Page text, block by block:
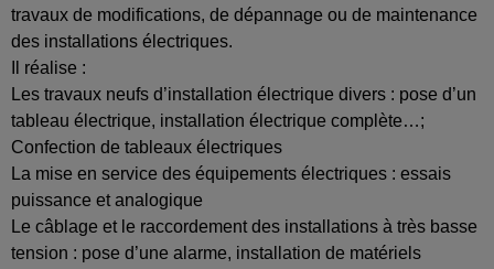
travaux de modifications, de dépannage ou de maintenance
des installations électriques.
Il réalise :
Les travaux neufs d’installation électrique divers : pose d’un
tableau électrique, installation électrique complète…;
Confection de tableaux électriques
La mise en service des équipements électriques : essais
puissance et analogique
Le câblage et le raccordement des installations à très basse
tension : pose d’une alarme, installation de matériels